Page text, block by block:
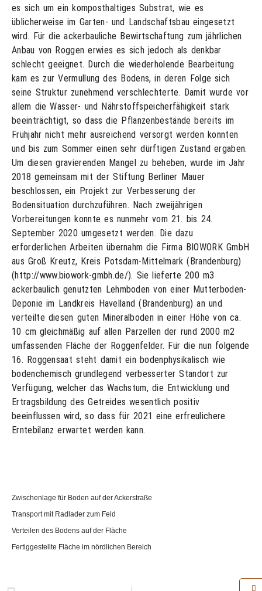
es sich um ein komposthaltiges Substrat, wie es
üblicherweise im Garten- und Landschaftsbau eingesetzt
wird. Für die ackerbauliche Bewirtschaftung zum jährlichen
Anbau von Roggen erwies es sich jedoch als denkbar
schlecht geeignet. Durch die wiederholende Bearbeitung
kam es zur Vermullung des Bodens, in deren Folge sich
seine Struktur zunehmend verschlechterte. Damit wurde vor
allem die Wasser- und Nährstoffspeicherfähigkeit stark
beeinträchtigt, so dass die Pflanzenbestände bereits im
Frühjahr nicht mehr ausreichend versorgt werden konnten
und bis zum Sommer einen sehr dürftigen Zustand ergaben.
Um diesen gravierenden Mangel zu beheben, wurde im Jahr
2018 gemeinsam mit der Stiftung Berliner Mauer
beschlossen, ein Projekt zur Verbesserung der
Bodensituation durchzuführen. Nach zweijährigen
Vorbereitungen konnte es nunmehr vom 21. bis 24.
September 2020 umgesetzt werden. Die dazu
erforderlichen Arbeiten übernahm die Firma BIOWORK GmbH
aus Groß Kreutz, Kreis Potsdam-Mittelmark (Brandenburg)
(http://www.biowork-gmbh.de/). Sie lieferte 200 m3
ackerbaulich genutzten Lehmboden von einer Mutterboden-
Deponie im Landkreis Havelland (Brandenburg) an und
verteilte diesen guten Mineralboden in einer Höhe von ca.
10 cm gleichmäßig auf allen Parzellen der rund 2000 m2
umfassenden Fläche der Roggenfelder. Für die nun folgende
16. Roggensaat steht damit ein bodenphysikalisch wie
bodenchemisch grundlegend verbesserter Standort zur
Verfügung, welcher das Wachstum, die Entwicklung und
Ertragsbildung des Getreides wesentlich positiv
beeinflussen wird, so dass für 2021 eine erfreulichere
Erntebilanz erwartet werden kann.
Zwischenlage für Boden auf der Ackerstraße
Transport mit Radlader zum Feld
Verteilen des Bodens auf der Fläche
Fertiggestellte Fläche im nördlichen Bereich